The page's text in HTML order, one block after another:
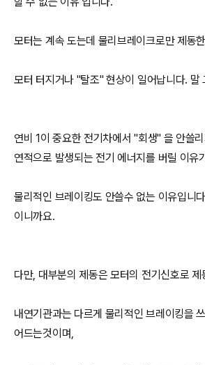
모터는 계속 도는데 물리브레이크로만 제동
모터 터지거나 "탈조" 현상이 일어납니다. 말
연비 1이 중요한 전기차에서 "회생" 을 안쓸
연적으로 발생되는 전기 에너지를 버릴 이유
물리적인 브레이킹도 안쓸수 없는 이유입니
이니까요.
다만, 대부분의 제동은 모터의 전기신호로 제
내연기관과는 다르게 물리적인 브레이킹을
어드는것이며,